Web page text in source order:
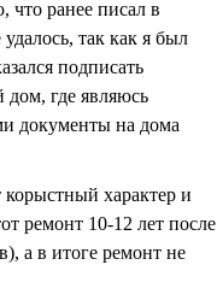
ранее писал в
так как я был
подписать
дом, где являюсь
документы на дома
характер и
ремонт 10-12 лет после
а в итоге ремонт не